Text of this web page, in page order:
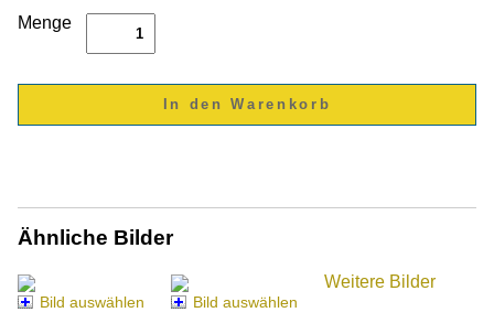
Menge
Ähnliche Bilder
Bild auswählen Bild auswählen
Weitere Bilder